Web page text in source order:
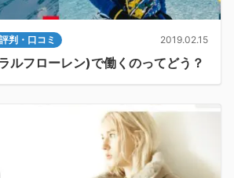
判・口コミ 2019.02.15
ルフローレン)で働くのってどう？